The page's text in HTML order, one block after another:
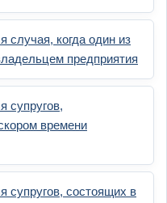
случая, когда один из
предприятия
супругов,
времени
супругов, состоящих в